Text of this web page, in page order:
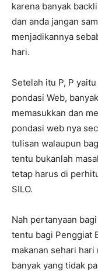
karena banyak
dan anda jangan
menjadikannya
hari.
Setelah itu P, P
pondasi Web,
memasukkan dan
pondasi web nya
tulisan walaupun
tentu bukanlah
tetap harus di
SILO.
Nah pertanyaan
tentu bagi Penggiat
makanan sehari
banyak yang tidak